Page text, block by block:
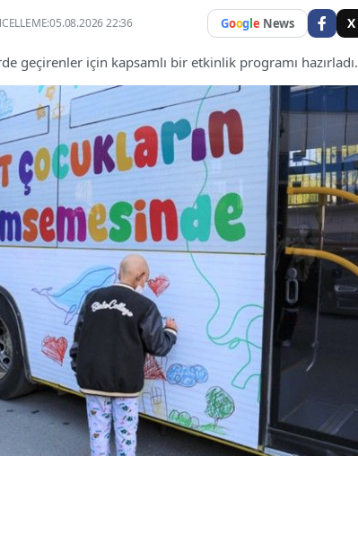
22:36 Google News X
geçirenler için kapsamlı bir etkinlik programı hazırladı.